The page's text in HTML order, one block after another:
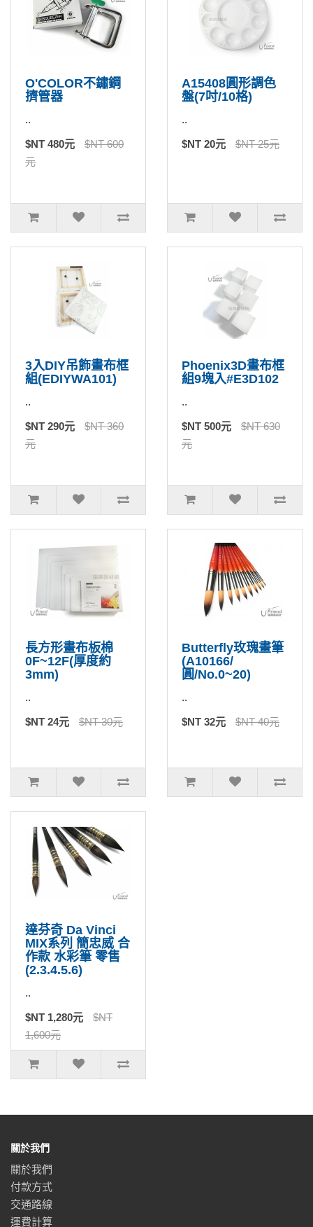
O'COLOR不鏽鋼
擠管器
..
$NT 480元
$NT 600
元
A15408圓形調色
盤(7吋/10格)
..
$NT 20元 $NT 25元
3入DIY吊飾畫布框
組(EDIYWA101)
..
$NT 290元
$NT 360
元
Phoenix3D畫布框
組9塊入#E3D102
..
$NT 500元
$NT 630
元
長方形畫布板棉
0F~12F(厚度約
3mm)
..
$NT 24元 $NT 30元
Butterfly玫瑰畫筆
(A10166/
圓/No.0~20)
..
$NT 32元 $NT 40元
達芬奇 Da Vinci
MIX系列 簡忠威 合
作款 水彩筆 零售
(2.3.4.5.6)
..
$NT 1,280元
$NT
1,600元
關於我們
關於我們
付款方式
交通路線
運費計算